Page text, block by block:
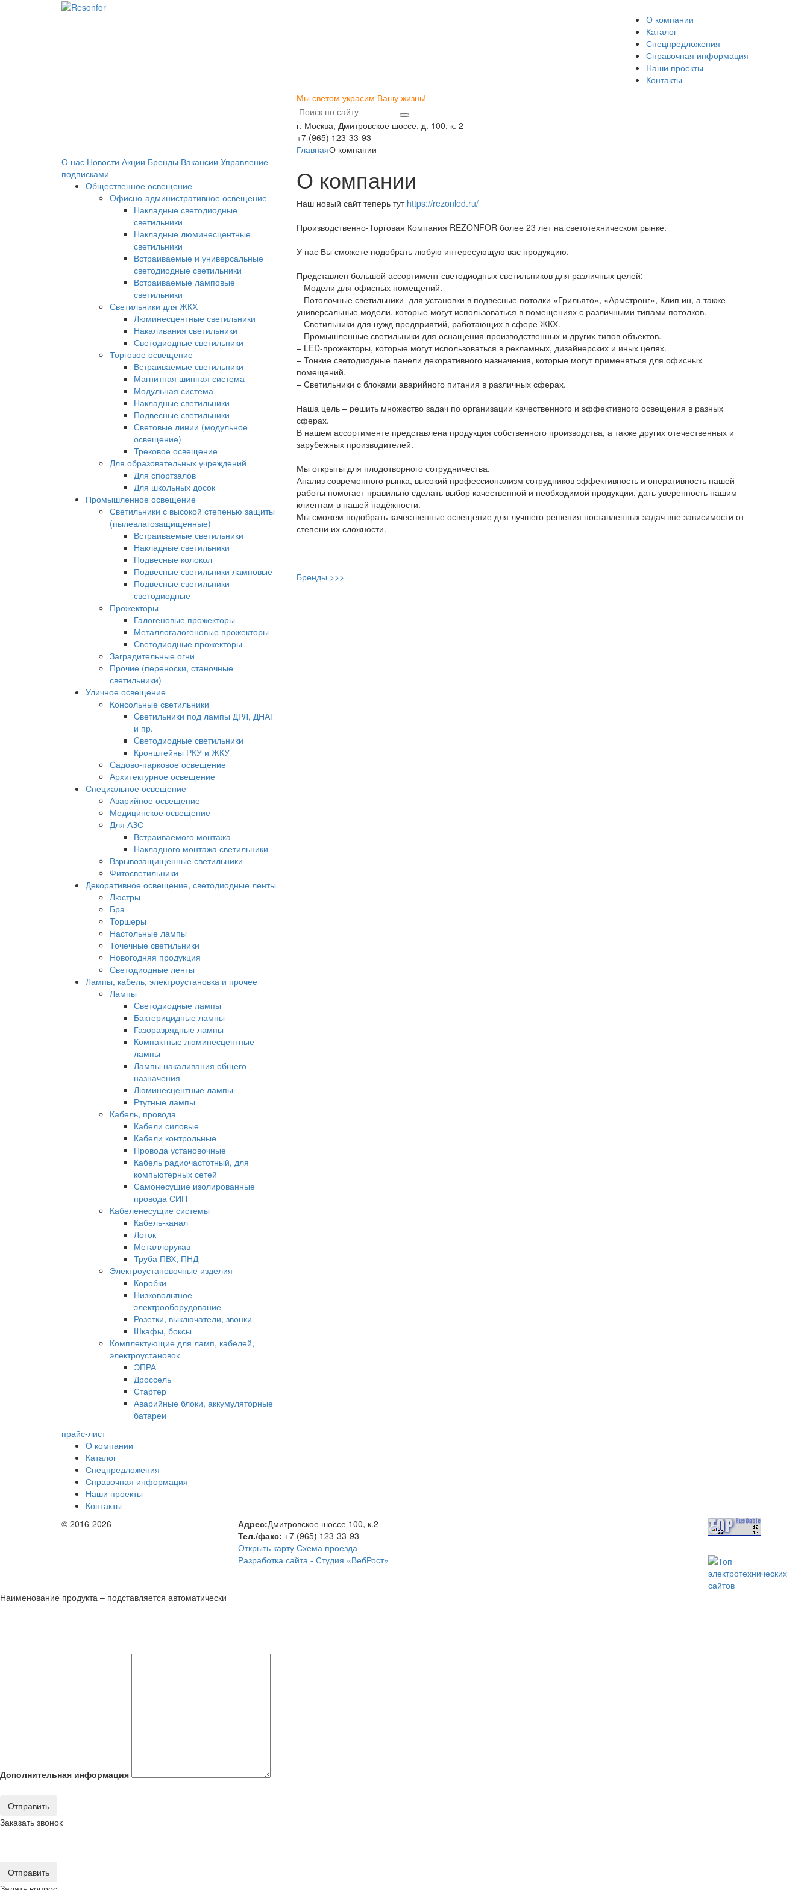
О компании
Каталог
Спецпредложения
Справочная информация
Наши проекты
Контакты
Мы светом украсим Вашу жизнь!
г. Москва, Дмитровское шоссе, д. 100, к. 2
+7 (965) 123-33-93
ГлавнаяО компании
О нас Новости Акции Бренды Вакансии Управление
подписками
Общественное освещение
Офисно-административное освещение
Накладные светодиодные
светильники
Накладные люминесцентные
светильники
Встраиваемые и универсальные
светодиодные светильники
Встраиваемые ламповые
светильники
Светильники для ЖКХ
Люминесцентные светильники
Накаливания светильники
Светодиодные светильники
Торговое освещение
Встраиваемые светильники
Магнитная шинная система
Модульная система
Накладные светильники
Подвесные светильники
Световые линии (модульное
освещение)
Трековое освещение
Для образовательных учреждений
Для спортзалов
Для школьных досок
Промышленное освещение
Светильники с высокой степенью защиты
(пылевлагозащищенные)
Встраиваемые светильники
Накладные светильники
Подвесные колокол
Подвесные светильники ламповые
Подвесные светильники
светодиодные
Прожекторы
Галогеновые прожекторы
Металлогалогеновые прожекторы
Светодиодные прожекторы
Заградительные огни
Прочие (переноски, станочные
светильники)
Уличное освещение
Консольные светильники
Cветильники под лампы ДРЛ, ДНАТ
и пр.
Cветодиодные светильники
Кронштейны РКУ и ЖКУ
Садово-парковое освещение
Архитектурное освещение
Специальное освещение
Аварийное освещение
Медицинское освещение
Для АЗС
Встраиваемого монтажа
Накладного монтажа светильники
Взрывозащищенные светильники
Фитосветильники
Декоративное освещение, светодиодные ленты
Люстры
Бра
Торшеры
Настольные лампы
Точечные светильники
Новогодняя продукция
Светодиодные ленты
Лампы, кабель, электроустановка и прочее
Лампы
Светодиодные лампы
Бактерицидные лампы
Газоразрядные лампы
Компактные люминесцентные
лампы
Лампы накаливания общего
назначения
Люминесцентные лампы
Ртутные лампы
Кабель, провода
Кабели силовые
Кабели контрольные
Провода установочные
Кабель радиочастотный, для
компьютерных сетей
Самонесущие изолированные
провода СИП
Кабеленесущие системы
Кабель-канал
Лоток
Металлорукав
Труба ПВХ, ПНД
Электроустановочные изделия
Коробки
Низковольтное
электрооборудование
Розетки, выключатели, звонки
Шкафы, боксы
Комплектующие для ламп, кабелей,
электроустановок
ЭПРА
Дроссель
Стартер
Аварийные блоки, аккумуляторные
батареи
прайс-лист
О компании
Наш новый сайт теперь тут https://rezonled.ru/
Производственно-Торговая Компания REZONFOR более 23 лет на светотехническом рынке.
У нас Вы сможете подобрать любую интересующую вас продукцию.
Представлен большой ассортимент светодиодных светильников для различных целей:
– Модели для офисных помещений.
– Потолочные светильники для установки в подвесные потолки «Грильято», «Армстронг», Клип ин, а также
универсальные модели, которые могут использоваться в помещениях с различными типами потолков.
– Светильники для нужд предприятий, работающих в сфере ЖКХ.
– Промышленные светильники для оснащения производственных и других типов объектов.
– LED-прожекторы, которые могут использоваться в рекламных, дизайнерских и иных целях.
– Тонкие светодиодные панели декоративного назначения, которые могут применяться для офисных
помещений.
– Светильники с блоками аварийного питания в различных сферах.
Наша цель – решить множество задач по организации качественного и эффективного освещения в разных
сферах.
В нашем ассортименте представлена продукция собственного производства, а также других отечественных и
зарубежных производителей.
Мы открыты для плодотворного сотрудничества.
Анализ современного рынка, высокий профессионализм сотрудников эффективность и оперативность нашей
работы помогает правильно сделать выбор качественной и необходимой продукции, дать уверенность нашим
клиентам в нашей надёжности.
Мы сможем подобрать качественные освещение для лучшего решения поставленных задач вне зависимости от
степени их сложности.
Бренды >>>
О компании
Каталог
Спецпредложения
Справочная информация
Наши проекты
Контакты
© 2016-2026
Адрес:Дмитровское шоссе 100, к.2
Тел./факс: +7 (965) 123-33-93
Открыть карту Схема проезда
Разработка сайта - Студия «ВебРост»
Наименование продукта – подставляется автоматически
Дополнительная информация
Отправить
Заказать звонок
Отправить